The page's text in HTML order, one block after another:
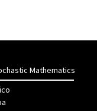
Mathematics